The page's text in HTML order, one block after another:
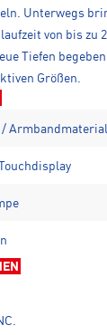
Unterwegs
von bis zu
Tiefen
Größen.